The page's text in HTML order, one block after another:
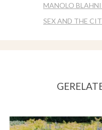
MANOLO
SEX AND THE